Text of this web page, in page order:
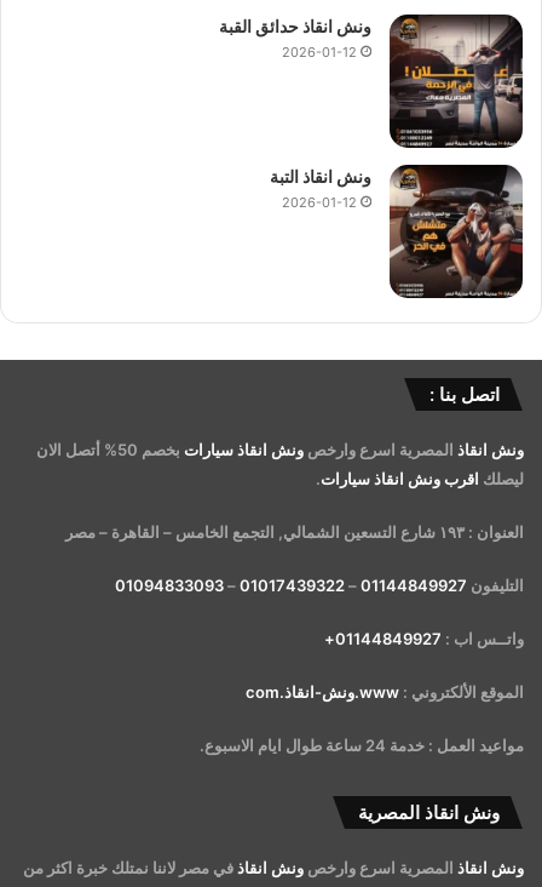
ونش انقاذ حدائق القبة
2026-01-12
ونش انقاذ التبة
2026-01-12
اتصل بنا :
ونش انقاذ المصرية اسرع وارخص ونش انقاذ سيارات
بخصم 50% أتصل الان
ليصلك اقرب ونش انقاذ سيارات.
العنوان : ١٩٣ شارع التسعين الشمالي, التجمع الخامس – القاهرة – مصر
التليفون 01144849927
–
01017439322
–
01094833093
واتــس اب : 01144849927+
الموقع الألكتروني : www.ونش-انقاذ.com
مواعيد العمل : خدمة 24 ساعة طوال ايام الاسبوع.
ونش انقاذ المصرية
ونش انقاذ المصرية اسرع وارخص ونش انقاذفي مصر لاننا نمتلك خبرة اكثر من